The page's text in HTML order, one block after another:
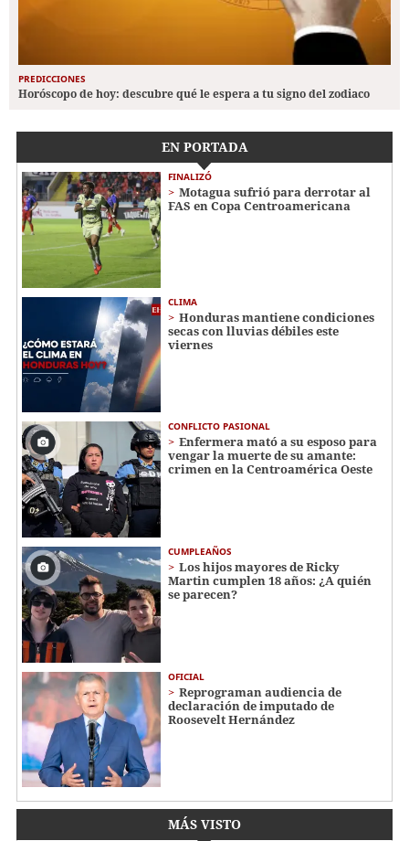
PREDICCIONES
Horóscopo de hoy: descubre qué le espera a tu signo del zodiaco
EN PORTADA
FINALIZÓ
Motagua sufrió para derrotar al
FAS en Copa Centroamericana
CLIMA
Honduras mantiene condiciones
secas con lluvias débiles este
viernes
CONFLICTO PASIONAL
Enfermera mató a su esposo para
vengar la muerte de su amante:
crimen en la Centroamérica Oeste
CUMPLEAÑOS
Los hijos mayores de Ricky
Martin cumplen 18 años: ¿A quién
se parecen?
OFICIAL
Reprograman audiencia de
declaración de imputado de
Roosevelt Hernández
MÁS VISTO